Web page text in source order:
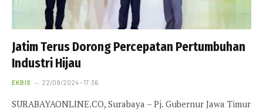
Jatim Terus Dorong Percepatan Pertumbuhan
Industri Hijau
EKBIS 22/08/2024 - 17:36
SURABAYAONLINE.CO, Surabaya – Pj. Gubernur Jawa Timur